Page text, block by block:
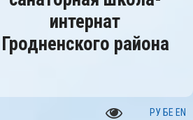
интернат
Гродненского района
РУ БЕ EN